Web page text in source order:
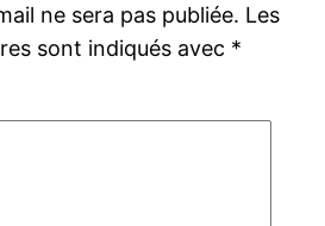
ne sera pas publiée. Les
sont indiqués avec *